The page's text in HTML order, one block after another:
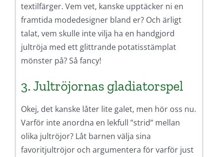
textilfärger. Vem vet, kanske upptäcker ni en
framtida modedesigner bland er? Och ärligt
talat, vem skulle inte vilja ha en handgjord
jultröja med ett glittrande potatisstämplat
mönster på? Så fancy!
3. Jultröjornas gladiatorspel
Okej, det kanske låter lite galet, men hör oss nu.
Varför inte anordna en lekfull ”strid” mellan
olika jultröjor? Låt barnen välja sina
favoritjultröjor och argumentera för varför just